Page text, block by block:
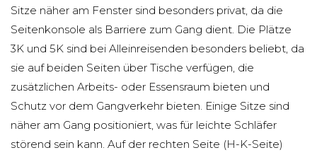
Sitze näher am Fenster sind besonders privat, da die
Seitenkonsole als Barriere zum Gang dient. Die Plätze
3K und 5K sind bei Alleinreisenden besonders beliebt, da
sie auf beiden Seiten über Tische verfügen, die
zusätzlichen Arbeits- oder Essensraum bieten und
Schutz vor dem Gangverkehr bieten. Einige Sitze sind
näher am Gang positioniert, was für leichte Schläfer
störend sein kann. Auf der rechten Seite (H-K-Seite)